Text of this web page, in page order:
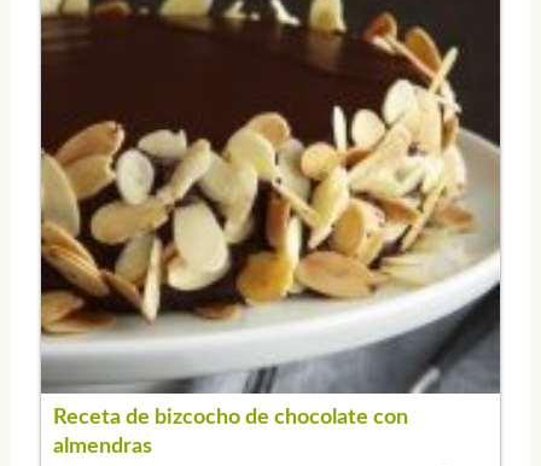
Receta de bizcocho de chocolate con
almendras